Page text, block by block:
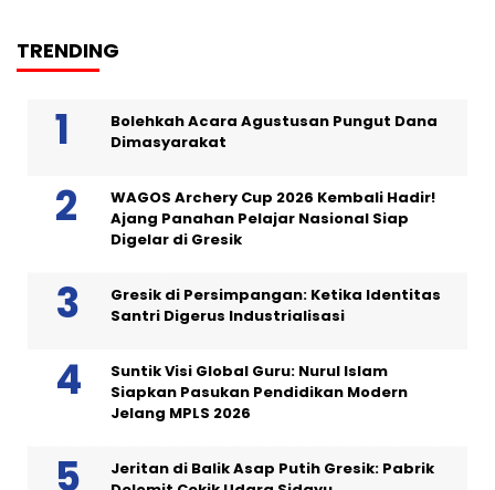
TRENDING
Dimasyarakat
WAGOS Archery Cup 2026 Kembali Hadir!
Ajang Panahan Pelajar Nasional Siap
Digelar di Gresik
Gresik di Persimpangan: Ketika Identitas
Santri Digerus Industrialisasi
Suntik Visi Global Guru: Nurul Islam
Siapkan Pasukan Pendidikan Modern
Jelang MPLS 2026
Jeritan di Balik Asap Putih Gresik: Pabrik
Delomit Cekik Udara Sidayu